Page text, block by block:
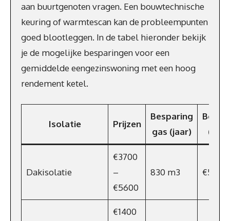
aan buurtgenoten vragen. Een bouwtechnische
keuring of warmtescan kan de probleempunten
goed blootleggen. In de tabel hieronder bekijk
je de mogelijke besparingen voor een
gemiddelde eengezinswoning met een hoog
rendement ketel.
Isolatie Prijzen
Besparing
gas (jaar)
(€/
Dakisolatie
€3700
–
€5600
830 m3 €581
€1400